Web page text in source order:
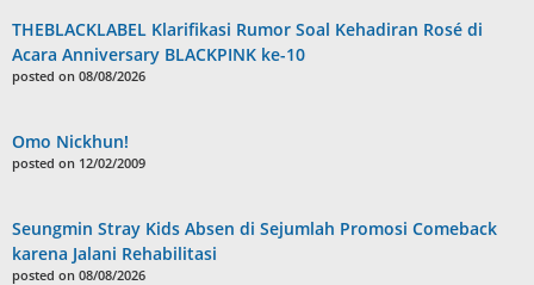
THEBLACKLABEL Klarifikasi Rumor Soal Kehadiran Rosé di
Acara Anniversary BLACKPINK ke-10
posted on 08/08/2026
Omo Nickhun!
posted on 12/02/2009
Seungmin Stray Kids Absen di Sejumlah Promosi Comeback
karena Jalani Rehabilitasi
posted on 08/08/2026